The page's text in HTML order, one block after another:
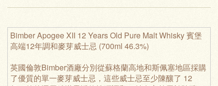
Bimber Apogee XII 12 Years Old Pure Malt Whisky 賓堡
高端12年調和麥芽威士忌 (700ml 46.3%)
英國倫敦Bimber酒廠分別從蘇格蘭高地和斯佩塞地區採購
了優質的單一麥芽威士忌，這些威士忌至少陳釀了 12